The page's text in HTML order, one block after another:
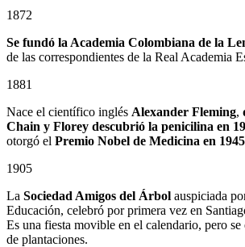
1872
Se fundó la Academia Colombiana de la
de las correspondientes de la Real Academia
1881
Nace el científico inglés Alexander Fleming,
Chain y Florey descubrió la penicilina en
otorgó el Premio Nobel de Medicina en
1905
La Sociedad Amigos del Árbol auspiciada
Educación, celebró por primera vez en
Es una fiesta movible en el calendario, pero se
de plantaciones.